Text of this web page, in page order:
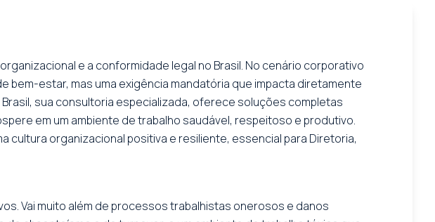
e a conformidade legal no Brasil. No cenário corporativo
estar, mas uma exigência mandatória que impacta diretamente
sua consultoria especializada, oferece soluções completas
em um ambiente de trabalho saudável, respeitoso e produtivo.
cultura organizacional positiva e resiliente, essencial para Diretoria,
Vai muito além de processos trabalhistas onerosos e danos